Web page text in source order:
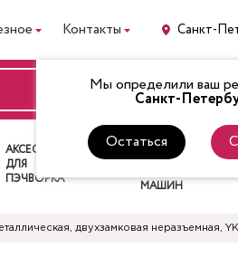
Контакты Санкт-
Мы определили ваш
Санкт-
Остаться
ВХОД
АКСЕССУАРЫ
ДЛЯ
ПЭЧВОРКА
ЛАПКИ
ДЛЯ
МАШИН
двухзамковая неразъемная,